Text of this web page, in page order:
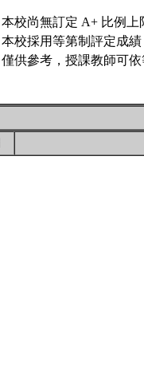
本校尚無訂定 A+ 比例上
本校採用等第制評定成
僅供參考，授課教師可